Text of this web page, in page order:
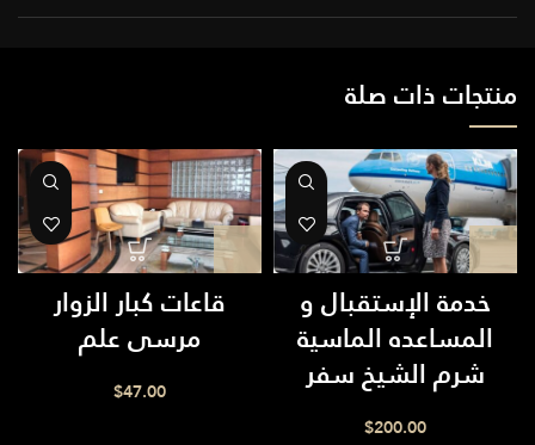
منتجات ذات صلة
خدمة الإستقبال و
المساعده الماسية
شرم الشيخ سفر
$200.00
قاعات كبار الزوار
مرسى علم
$47.00